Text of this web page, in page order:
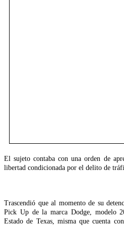
El sujeto contaba con una orden de
libertad condicionada por el delito de
Trascendió que al momento de su
Pick Up de la marca Dodge, modelo
Estado de Texas, misma que cuenta